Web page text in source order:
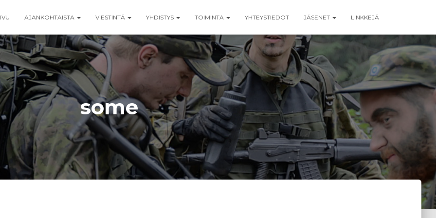
AJANKOHTAISTA VIESTINTÄ YHDISTYS TOIMINTA YHTEYSTIEDOT JÄSENET LINKKEJÄ
some